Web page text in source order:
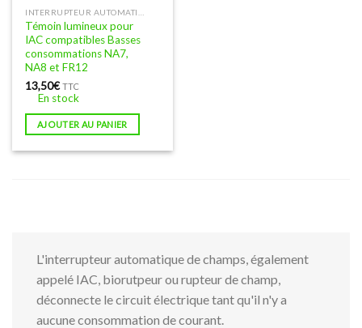
Témoin lumineux pour
IAC compatibles Basses
consommations NA7,
NA8 et FR12
13,50€ TTC
En stock
AJOUTER AU PANIER
L'interrupteur automatique de champs, également
appelé IAC, biorutpeur ou rupteur de champ,
déconnecte le circuit électrique tant qu'il n'y a
aucune consommation de courant.